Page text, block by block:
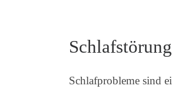
Schlafprobleme sind